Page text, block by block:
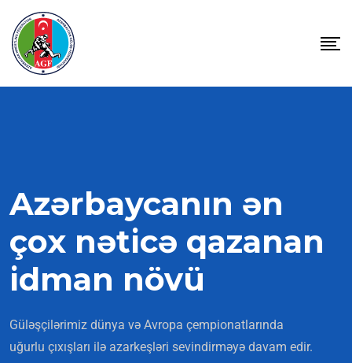
Azərbaycanın ən
çox nəticə qazanan
idman növü
Güləşçilərimiz dünya və Avropa çempionatlarında
uğurlu çıxışları ilə azarkeşləri sevindirməyə davam edir.